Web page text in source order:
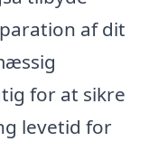
af dit
for at sikre
levetid for